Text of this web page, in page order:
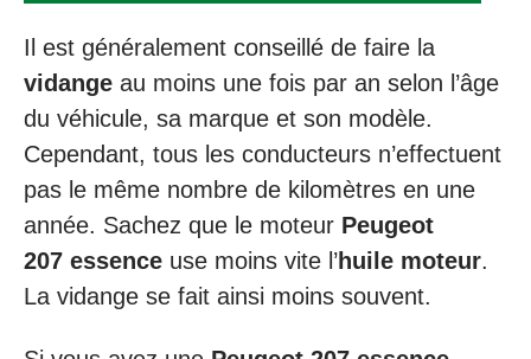
Il est généralement conseillé de faire la
vidange au moins une fois par an selon l’âge
du véhicule, sa marque et son modèle.
Cependant, tous les conducteurs n’effectuent
pas le même nombre de kilomètres en une
année. Sachez que le moteur Peugeot
207 essence use moins vite l’huile moteur.
La vidange se fait ainsi moins souvent.